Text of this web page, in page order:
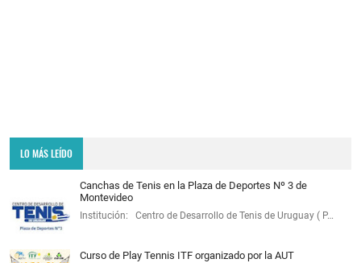
LO MÁS LEÍDO
Canchas de Tenis en la Plaza de Deportes Nº 3 de
Montevideo
Institución: Centro de Desarrollo de Tenis de Uruguay ( P…
Curso de Play Tennis ITF organizado por la AUT